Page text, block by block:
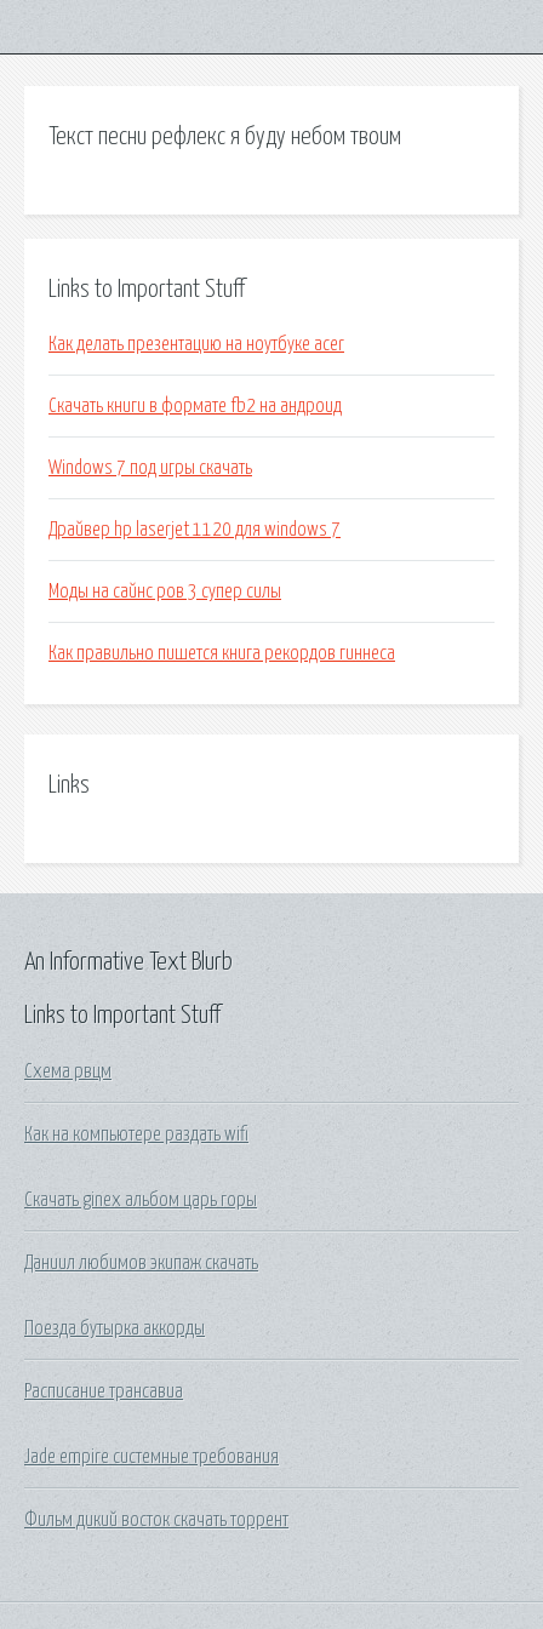
Текст песни рефлекс я буду небом твоим
Links to Important Stuff
Как делать презентацию на ноутбуке acer
Скачать книги в формате fb2 на андроид
Windows 7 под игры скачать
Драйвер hp laserjet 1120 для windows 7
Моды на сайнс ров 3 супер силы
Как правильно пишется книга рекордов гиннеса
Links
Links to Important Stuff
Схема рвцм
Как на компьютере раздать wifi
Скачать ginex альбом царь горы
Даниил любимов экипаж скачать
Поезда бутырка аккорды
Расписание трансавиа
Jade empire системные требования
Фильм дикий восток скачать торрент
An Informative Text Blurb